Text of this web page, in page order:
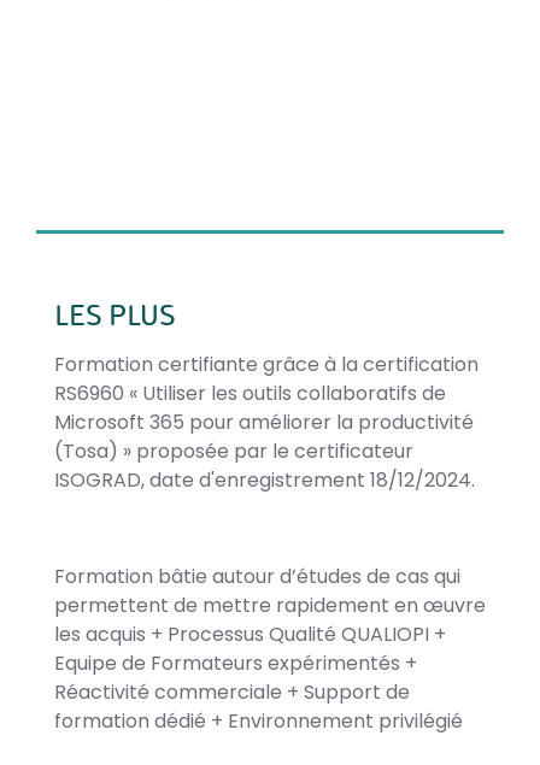
LES PLUS
Formation certifiante grâce à la certification
RS6960 « Utiliser les outils collaboratifs de
Microsoft 365 pour améliorer la productivité
(Tosa) » proposée par le certificateur
ISOGRAD, date d'enregistrement 18/12/2024.
Formation bâtie autour d’études de cas qui
permettent de mettre rapidement en œuvre
les acquis + Processus Qualité QUALIOPI +
Equipe de Formateurs expérimentés +
Réactivité commerciale + Support de
formation dédié + Environnement privilégié